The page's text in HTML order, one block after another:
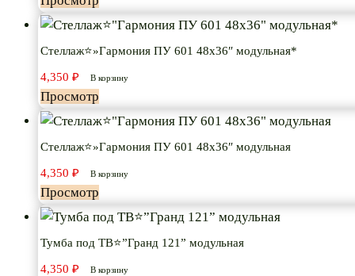
Стеллаж⭐»Гармония ПУ 601 48х36″ модульная*
4,350 ₽ В корзину
Просмотр
Стеллаж⭐»Гармония ПУ 601 48х36″ модульная
4,350 ₽ В корзину
Просмотр
Тумба под ТВ⭐”Гранд 121” модульная
4,350 ₽ В корзину